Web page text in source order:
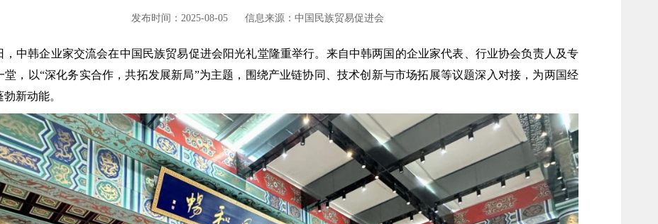
发布时间：2025-08-05 信息来源：中国民族贸易促进会
，中韩企业家交流会在中国民族贸易促进会阳光礼堂隆重举行。来自中韩两国的企业家代表、行业协会负责人及专
堂，以“深化务实合作，共拓发展新局”为主题，围绕产业链协同、技术创新与市场拓展等议题深入对接，为两国经
新动能。